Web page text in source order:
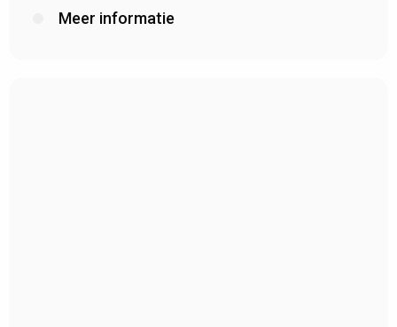
Meer informatie